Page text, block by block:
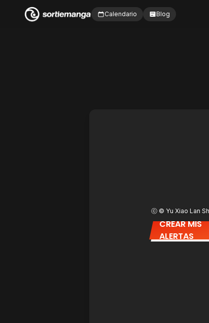
Calendario Blog
ⓒ © Yu Xiao Lan
CREAR MIS
ALERTAS